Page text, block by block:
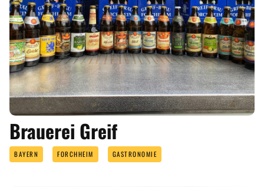
Brauerei Greif
BAYERN FORCHHEIM GASTRONOMIE